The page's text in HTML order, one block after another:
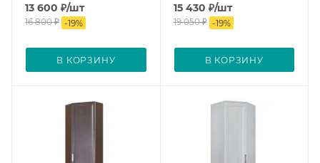
13 600 ₽/шт
16 800₽ -19%
В КОРЗИНУ
15 430 ₽/шт
19 050₽ -19%
В КОРЗИНУ